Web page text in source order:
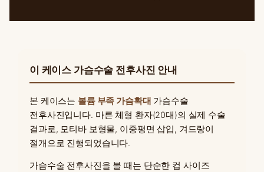
이 케이스 가슴수술 전후사진 안내
본 케이스는 볼륨 부족 가슴확대 가슴수술
전후사진입니다. 마른 체형 환자(20대)의 실제 수술
결과로, 모티바 보형물, 이중평면 삽입, 겨드랑이
절개으로 진행되었습니다.
가슴수술 전후사진을 볼 때는 단순한 컵 사이즈